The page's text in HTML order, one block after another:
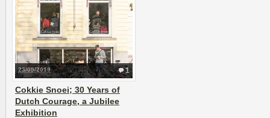
1
23/05/2019
Cokkie Snoei; 30 Years of
Dutch Courage, a Jubilee
Exhibition